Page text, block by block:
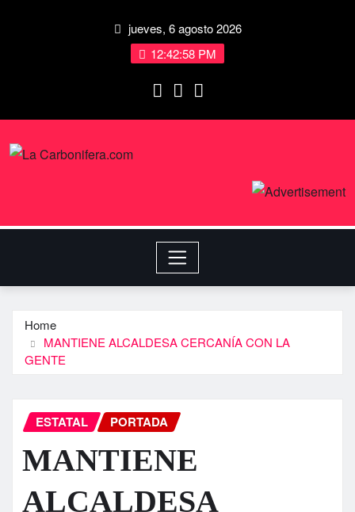
jueves, 6 agosto 2026
12:42:58 PM
Home
MANTIENE ALCALDESA CERCANÍA CON LA
GENTE
ESTATAL PORTADA
MANTIENE
ALCALDESA